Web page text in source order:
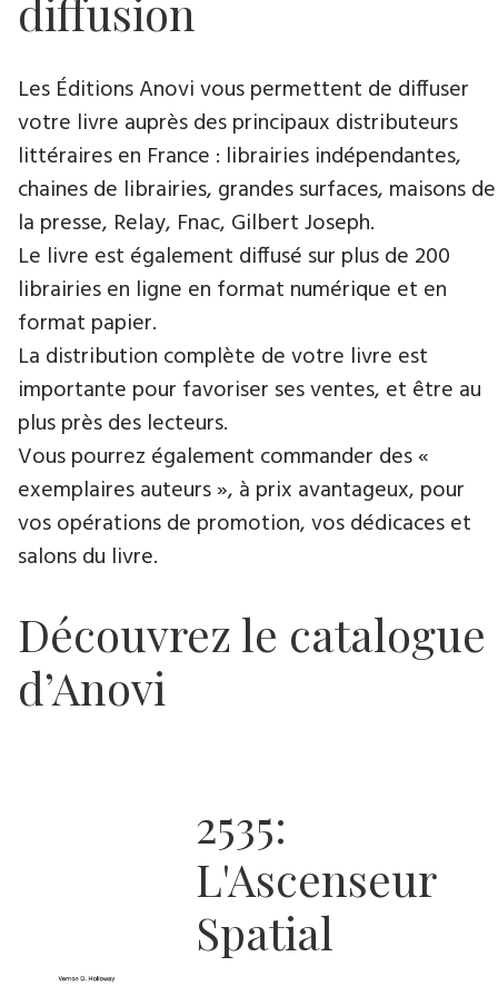
diffusion
Les Éditions Anovi vous permettent de diffuser
votre livre auprès des principaux distributeurs
littéraires en France : librairies indépendantes,
chaines de librairies, grandes surfaces, maisons de
la presse, Relay, Fnac, Gilbert Joseph.
Le livre est également diffusé sur plus de 200
librairies en ligne en format numérique et en
format papier.
La distribution complète de votre livre est
importante pour favoriser ses ventes, et être au
plus près des lecteurs.
Vous pourrez également commander des «
exemplaires auteurs », à prix avantageux, pour
vos opérations de promotion, vos dédicaces et
salons du livre.
Découvrez le catalogue
d’Anovi
2535:
L'Ascenseur
Spatial